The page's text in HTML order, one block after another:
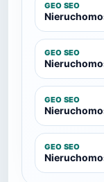
GEO SEO
GEO SEO
GEO SEO
GEO SEO